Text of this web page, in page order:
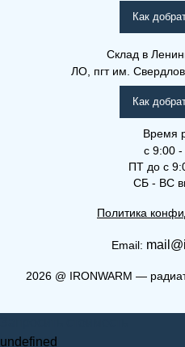
(РКВ) 21-300-
Рамо Компакт
Как
Склад в
ЛО, пгт им.
Как
Время
с 9:00 -
ПТ до с
СБ - ВС
Политика
Email:
2026@ IRONWARM —
undefined